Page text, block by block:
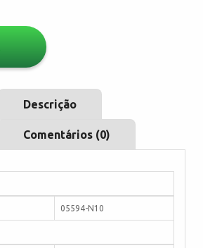
Descrição
Comentários (0)
05594-N10